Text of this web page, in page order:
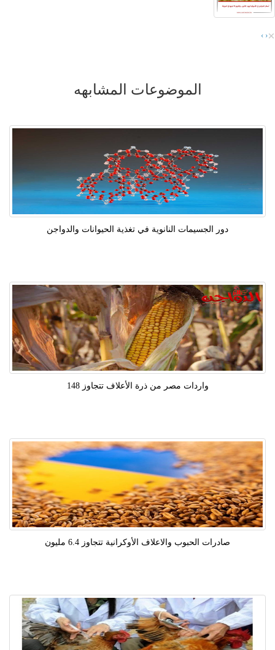
‹
› ×
الموضوعات المشابهه
دور الجسيمات النانوية في تغذية الحيوانات والدواجن
واردات مصر من ذرة الأعلاف تتجاوز 148
صادرات الحبوب والاعلاف الأوكرانية تتجاوز 6.4 مليون